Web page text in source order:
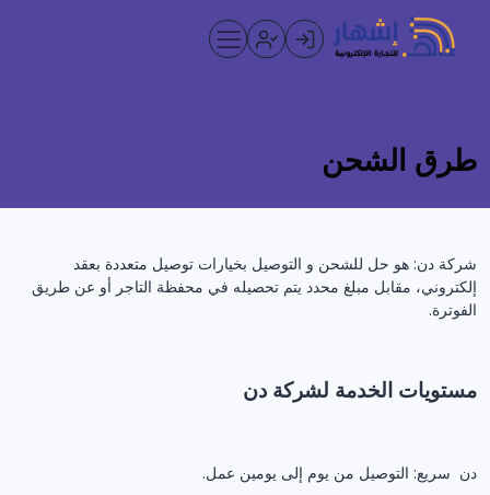
طرق الشحن
شركة دن: هو حل للشحن و التوصيل بخيارات توصيل متعددة بعقد
إلكتروني، مقابل مبلغ محدد يتم تحصيله في محفظة التاجر أو عن طريق
الفوترة.
مستويات الخدمة لشركة دن
دن سريع: التوصيل من يوم إلى يومين عمل.